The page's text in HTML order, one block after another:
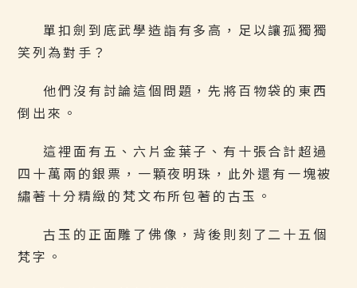
單扣劍到底武學造詣有多高，足以讓孤獨獨
笑列為對手？
他們沒有討論這個問題，先將百物袋的東西
倒出來。
這裡面有五、六片金葉子、有十張合計超過
四十萬兩的銀票，一顆夜明珠，此外還有一塊被
繡著十分精緻的梵文布所包著的古玉。
古玉的正面雕了佛像，背後則刻了二十五個
梵字。